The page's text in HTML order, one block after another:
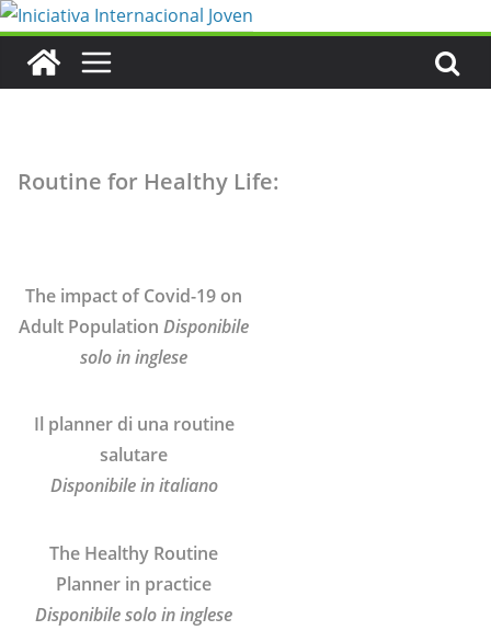
Saltar
contenido
Routine for Healthy Life:
The impact of Covid-19 on
Adult Population Disponibile
solo in inglese
Il planner di una routine
salutare
Disponibile in italiano
The Healthy Routine
Planner in practice
Disponibile solo in inglese